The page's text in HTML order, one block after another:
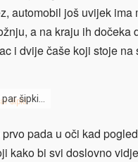
automobil još uvijek
a na kraju ih dočeka
i dvije čaše koji stoje na
šipki…
pada u oči kad
kako bi svi doslovno